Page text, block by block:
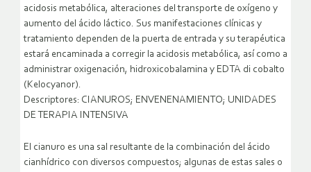
acidosis metabólica, alteraciones del transporte de oxígeno y
aumento del ácido láctico. Sus manifestaciones clínicas y
tratamiento dependen de la puerta de entrada y su terapéutica
estará encaminada a corregir la acidosis metabólica, así como a
administrar oxigenación, hidroxicobalamina y EDTA di cobalto
(Kelocyanor).
Descriptores: CIANUROS; ENVENENAMIENTO; UNIDADES
DE TERAPIA INTENSIVA
El cianuro es una sal resultante de la combinación del ácido
cianhídrico con diversos compuestos; algunas de estas sales o